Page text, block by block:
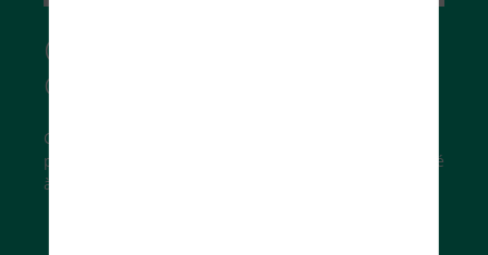
Choisissez vos fonds de
carte
Cartes IGN, photographies aériennes, carte du relief,
parcelles cadastrales… trouvez le fond de carte adapté
à vos besoins.